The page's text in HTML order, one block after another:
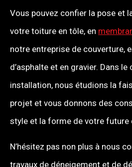
Vous pouvez confier la pose et
votre toiture en tôle, en
notre entreprise de couverture,
d’asphalte et en gravier. Dans le
installation, nous étudions la
projet et vous donnons des
style et la forme de votre future
N’hésitez pas non plus à nous
travaux de déneigement et de